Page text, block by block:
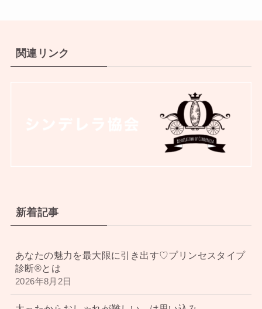
関連リンク
新着記事
あなたの魅力を最大限に引き出す♡プリンセスタイプ
診断®︎とは
2026年8月2日